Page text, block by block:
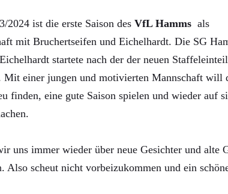
2024 ist die erste Saison des VfL Hamms als
mit Bruchertseifen und Eichelhardt. Die SG
startete nach der der neuen
Mit einer jungen und motivierten Mannschaft will
finden, eine gute Saison spielen und wieder auf
uns immer wieder über neue Gesichter und alte
Also scheut nicht vorbeizukommen und ein